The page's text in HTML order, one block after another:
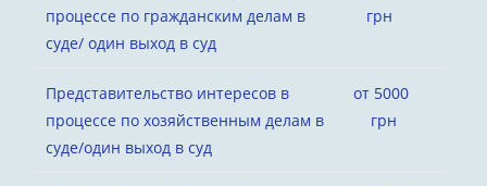
процессе по гражданским делам в
суде/ один выход в суд
грн
Представительство интересов в
процессе по хозяйственным делам в
суде/один выход в суд
от 5000
грн